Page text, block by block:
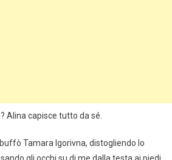
Alina capisce tutto da sé.
Tamara Igorivna, distogliendo lo